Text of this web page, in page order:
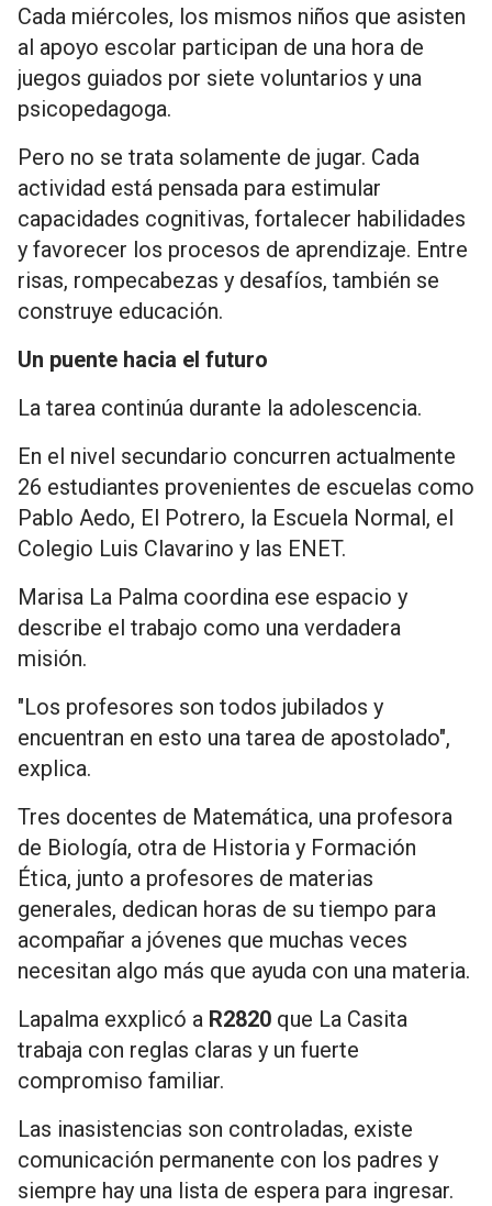
Cada miércoles, los mismos niños que asisten
al apoyo escolar participan de una hora de
juegos guiados por siete voluntarios y una
psicopedagoga.
Pero no se trata solamente de jugar. Cada
actividad está pensada para estimular
capacidades cognitivas, fortalecer habilidades
y favorecer los procesos de aprendizaje. Entre
risas, rompecabezas y desafíos, también se
construye educación.
Un puente hacia el futuro
La tarea continúa durante la adolescencia.
En el nivel secundario concurren actualmente
26 estudiantes provenientes de escuelas como
Pablo Aedo, El Potrero, la Escuela Normal, el
Colegio Luis Clavarino y las ENET.
Marisa La Palma coordina ese espacio y
describe el trabajo como una verdadera
misión.
"Los profesores son todos jubilados y
encuentran en esto una tarea de apostolado",
explica.
Tres docentes de Matemática, una profesora
de Biología, otra de Historia y Formación
Ética, junto a profesores de materias
generales, dedican horas de su tiempo para
acompañar a jóvenes que muchas veces
necesitan algo más que ayuda con una materia.
Lapalma exxplicó a R2820 que La Casita
trabaja con reglas claras y un fuerte
compromiso familiar.
Las inasistencias son controladas, existe
comunicación permanente con los padres y
siempre hay una lista de espera para ingresar.